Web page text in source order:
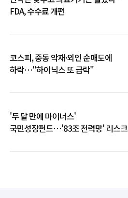
FDA, 수수료 개편
코스피, 중동 악재·외인 순매도에
하락…"하이닉스 또 급락"
'두 달 만에 마이너스'
국민성장펀드…'83조 전력망' 리스크